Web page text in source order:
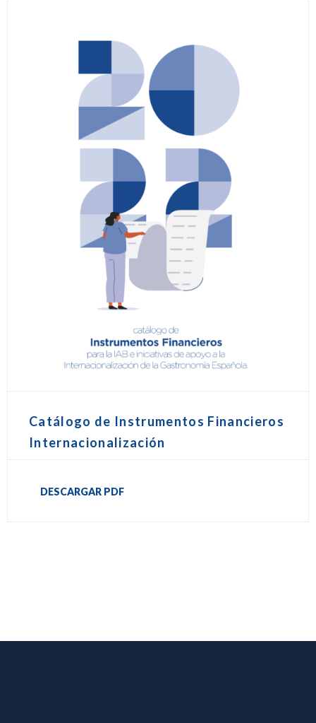
Catálogo de Instrumentos Financieros
Internacionalización
DESCARGAR PDF